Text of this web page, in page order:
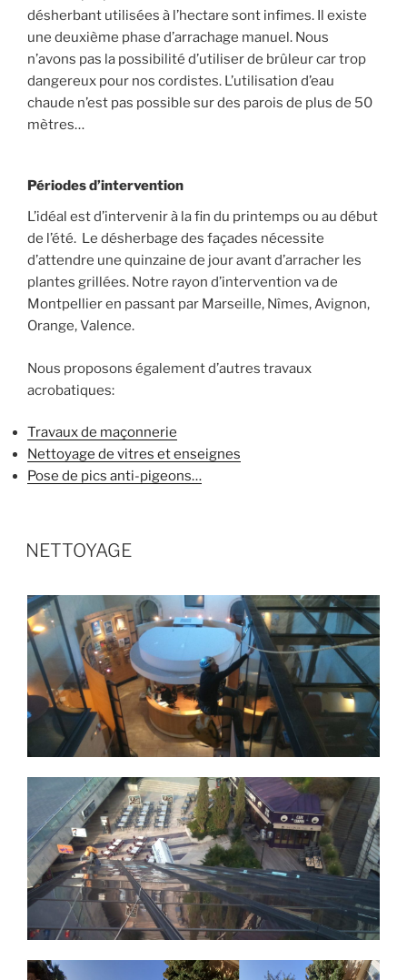
désherbant utilisées à l’hectare sont infimes. Il existe
une deuxième phase d’arrachage manuel. Nous
n’avons pas la possibilité d’utiliser de brûleur car trop
dangereux pour nos cordistes. L’utilisation d’eau
chaude n’est pas possible sur des parois de plus de 50
mètres…
Périodes d’intervention
L’idéal est d’intervenir à la fin du printemps ou au début
de l’été. Le désherbage des façades nécessite
d’attendre une quinzaine de jour avant d’arracher les
plantes grillées. Notre rayon d’intervention va de
Montpellier en passant par Marseille, Nîmes, Avignon,
Orange, Valence.
Nous proposons également d’autres travaux
acrobatiques:
Travaux de maçonnerie
Nettoyage de vitres et enseignes
Pose de pics anti-pigeons…
PUBLIÉ
LE
NETTOYAGE